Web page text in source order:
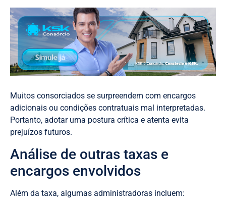
Muitos consorciados se surpreendem com encargos
adicionais ou condições contratuais mal interpretadas.
Portanto, adotar uma postura crítica e atenta evita
prejuízos futuros.
Análise de outras taxas e
encargos envolvidos
Além da taxa, algumas administradoras incluem: